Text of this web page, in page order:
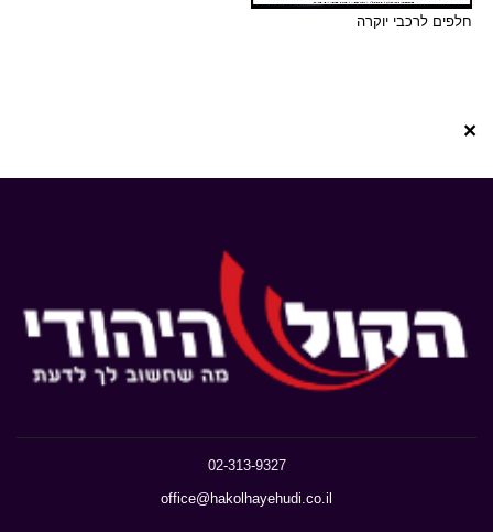
חלפים לרכבי יוקרה
×
02-313-9327
office@hakolhayehudi.co.il